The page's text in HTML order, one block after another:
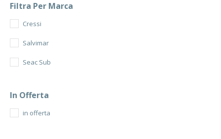
Filtra Per Marca
Cressi
Salvimar
Seac Sub
In Offerta
in offerta